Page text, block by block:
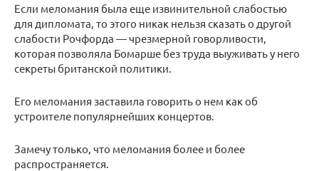
Если меломания была еще извинительной слабостью
для дипломата, то этого никак нельзя сказать о другой
слабости Рочфорда — чрезмерной говорливости,
которая позволяла Бомарше без труда выуживать у него
секреты британской политики.
Его меломания заставила говорить о нем как об
устроителе популярнейших концертов.
Замечу только, что меломания более и более
распространяется.